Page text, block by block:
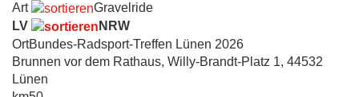
Art
Gravelride
LV
NRW
OrtBundes-Radsport-Treffen Lünen 2026
Brunnen vor dem Rathaus, Willy-Brandt-Platz 1, 44532
Lünen